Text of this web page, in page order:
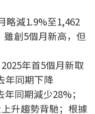
略減1.9%至1,462
創5個月新高，但
年首5個月新取
年同期下降
同期減少28%；
升趨勢背馳；根據